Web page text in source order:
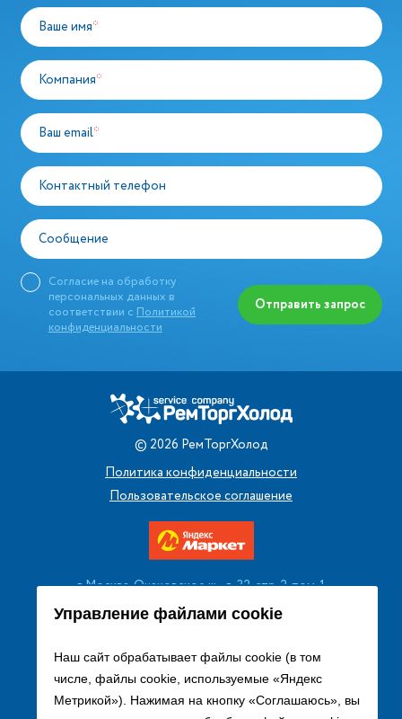
Управление файлами cookie
Наш сайт обрабатывает файлы cookie (в том
числе, файлы cookie, используемые «Яндекс
Метрикой»). Нажимая на кнопку «Соглашаюсь», вы
Ваше имя*
Компания*
Ваш email*
Контактный телефон
Сообщение
Согласие на обработку
персональных данных в
соответствии с Политикой
конфиденциальности
Отправить запрос
© 2026 РемТоргХолод
Политика конфиденциальности
Пользовательское соглашение
г. Москва, Очаковское ш., д. 32, стр. 2, пом. 1
+7 (495) 256 08 13
Заказать звонок
sales@remtorgholod.ru